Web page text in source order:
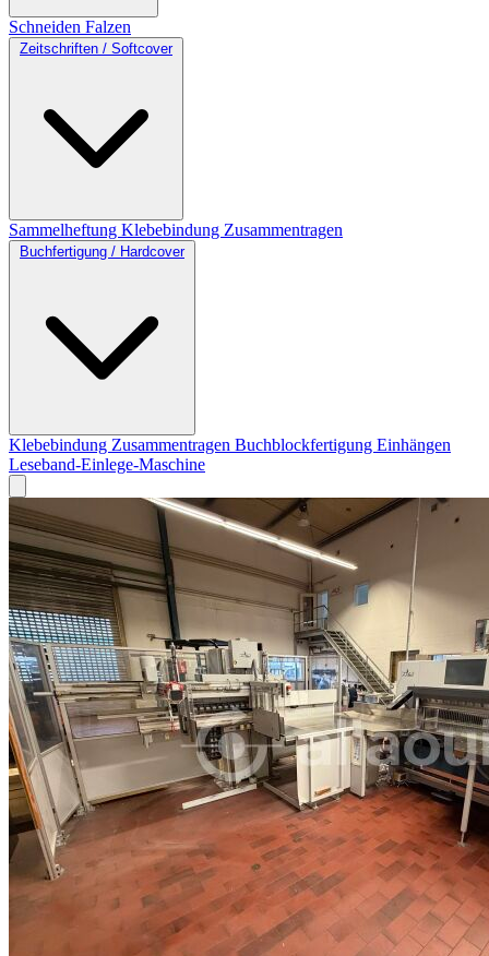
Schneiden Falzen
Zeitschriften / Softcover
Sammelheftung Klebebindung Zusammentragen
Buchfertigung / Hardcover
Klebebindung Zusammentragen Buchblockfertigung Einhängen
Leseband-Einlege-Maschine